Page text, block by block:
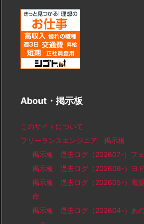
About・掲示板
このサイトについて
フリーランスエンジニア 掲示板
掲示板 過去ログ（202607-）フ
掲示板 過去ログ（202606-）ヨ
掲示板 過去ログ（202605-）電
命
掲示板 過去ログ（202604-）あ